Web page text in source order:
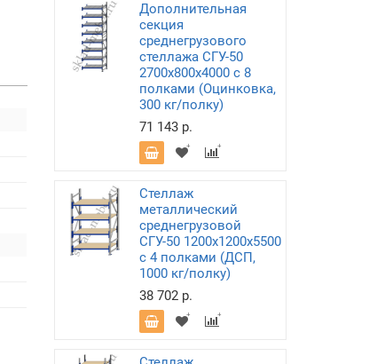
Дополнительная
секция
среднегрузового
стеллажа СГУ-50
2700х800х4000 с 8
полками (Оцинковка,
300 кг/полку)
71 143 р.
Стеллаж
металлический
среднегрузовой
СГУ-50 1200х1200х5500
с 4 полками (ДСП,
1000 кг/полку)
38 702 р.